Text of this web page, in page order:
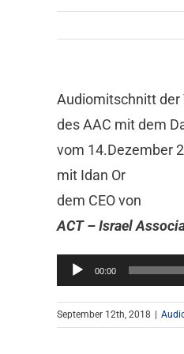
Audiomitschnitt der
des AAC mit dem
vom 14.Dezember
mit Idan Or
dem CEO von
ACT – Israel
Audio-
Player
00:00
September 12th, 2018 |